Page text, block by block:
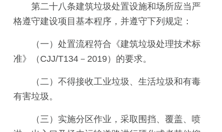
第二十八条建筑垃圾处置设施和场所应当严
格遵守建设项目基本程序，并遵守下列规定：
（一）处置流程符合《建筑垃圾处理技术标
准》（CJJ/T134－2019）的要求。
（二）不得接收工业垃圾、生活垃圾和有毒
有害垃圾。
（三）实施分区作业，采取围挡、覆盖、喷